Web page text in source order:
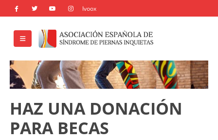
HAZ UNA DONACIÓN
PARA BECAS